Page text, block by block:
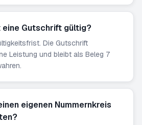
Gutschrift gültig?
Die Gutschrift
Leistung und bleibt als Beleg 7
eigenen Nummernkreis